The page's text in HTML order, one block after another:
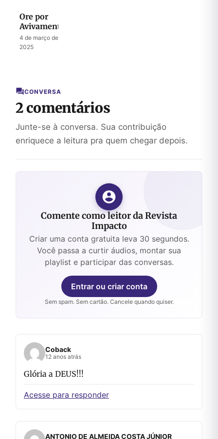
Ore por
Avivamento
4 de março de
2025
CONVERSA
2 comentários
Junte-se à conversa. Sua contribuição
enriquece a leitura pra quem chegar depois.
Comente como leitor da Revista
Impacto
Criar uma conta gratuita leva 30 segundos.
Você passa a curtir áudios, montar sua
playlist e participar das conversas.
Entrar ou criar conta
Sem spam. Sem cartão. Cancele quando quiser.
Coback
12 anos atrás
Glória a DEUS!!!
Acesse para responder
ANTONIO DE ALMEIDA COSTA JÚNIOR